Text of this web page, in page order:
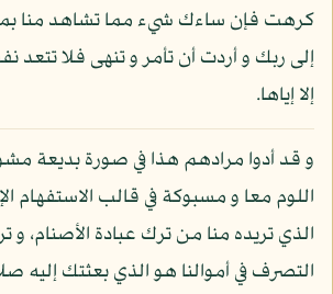
كرهت فإن ساءك شيء مما تشاهد منا
إلى ربك و أردت أن تأمر و تنهى فلا تتعد
إلا إياها.
و قد أدوا مرادهم هذا في صورة بديعة
اللوم معا و مسبوكة في قالب الاستفهام
الذي تريده منا من ترك عبادة الأصنام،
التصرف في أموالنا هو الذي بعثتك إليه